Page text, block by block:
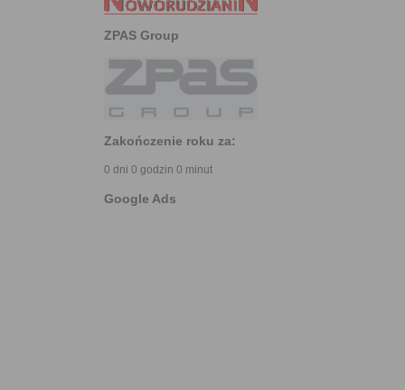
ZPAS Group
Zakończenie roku za:
0 dni 0 godzin 0 minut
Google Ads